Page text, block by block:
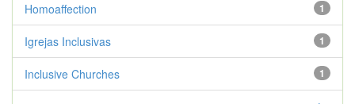
1
Homoaffection
1
Igrejas Inclusivas
1
Inclusive Churches